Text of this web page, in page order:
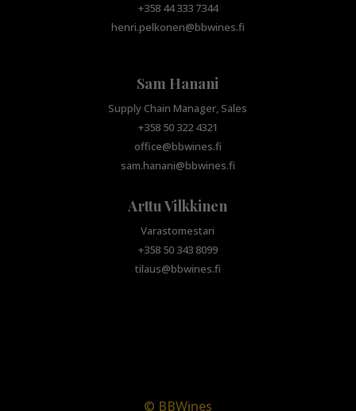
+358 44 333 7344
henri.pelkonen@bbwines.fi
Sam Hanani
Supply Chain Manager, Sales
+358 50 322 4321
office@bbwines.fi
sam.hanani@bbwines.fi
Arttu Vilkkinen
Varastomestari
+358 50 343 8099
tilaus@bbwines.fi
© BBWines